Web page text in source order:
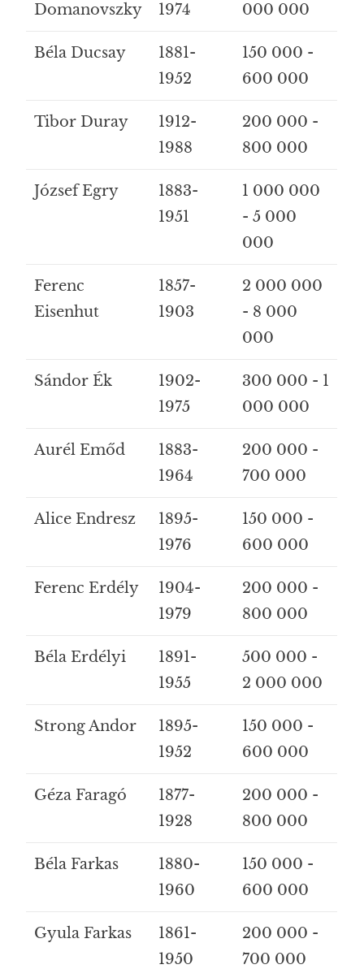
Domanovszky
1974
000 000
Béla Ducsay
1881-
1952
150 000 -
600 000
Tibor Duray
1912-
1988
200 000 -
800 000
József Egry
1883-
1951
1 000 000
- 5 000
000
Ferenc
Eisenhut
1857-
1903
2 000 000
- 8 000
000
Sándor Ék
1902-
1975
300 000 - 1
000 000
Aurél Emőd
1883-
1964
200 000 -
700 000
Alice Endresz
1895-
1976
150 000 -
600 000
Ferenc Erdély
1904-
1979
200 000 -
800 000
Béla Erdélyi
1891-
1955
500 000 -
2 000 000
Strong Andor
1895-
1952
150 000 -
600 000
Géza Faragó
1877-
1928
200 000 -
800 000
Béla Farkas
1880-
1960
150 000 -
600 000
Gyula Farkas
1861-
1950
200 000 -
700 000